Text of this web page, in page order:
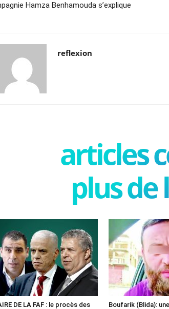
Hamza Benhamouda s’explique
reflexion
articles
plus
DE LA FAF : le procès des
Boufarik (Blida):